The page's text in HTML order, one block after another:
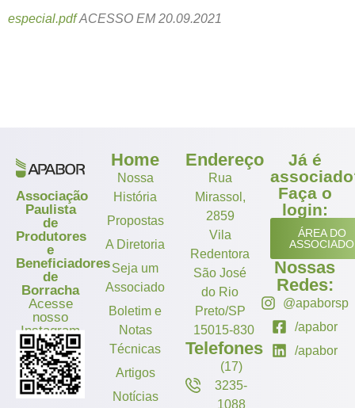
especial.pdfACESSO EM 20.09.2021
Associação
Paulista
de
Produtores
e
Beneficiadores
de
Borracha
Acesse
nosso
Instagram
Home
Nossa
História
Propostas
A Diretoria
Seja um
Associado
Boletim e
Notas
Técnicas
Artigos
Notícias
Endereço
Rua
Mirassol,
2859
Vila
Redentora
São José
do Rio
Preto/SP
15015-830
Telefones
(17)
3235-
1088
Já é
Faça o
login:
ÁREA DO
ASSOCIADO
Nossas
Redes:
@apaborsp
/apabor
/apabor